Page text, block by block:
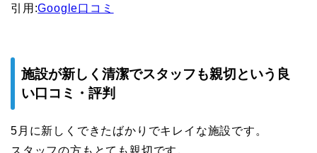
引用:Google口コミ
施設が新しく清潔でスタッフも親切という良
い口コミ・評判
5月に新しくできたばかりでキレイな施設です。
スタッフの方もとても親切です。